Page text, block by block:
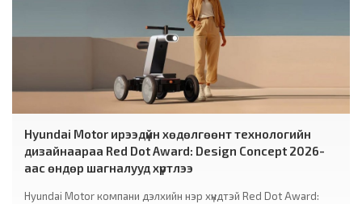
Hyundai Motor ирээдүйн хөдөлгөөнт технологийн
дизайнаараа Red Dot Award: Design Concept 2026-
аас өндөр шагналууд хүртлээ
Hyundai Motor компани дэлхийн нэр хүндтэй Red Dot Award: